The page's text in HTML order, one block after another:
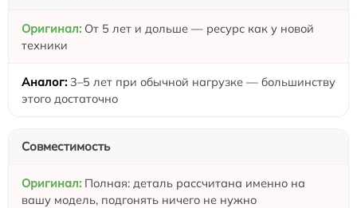
От 5 лет и дольше — ресурс как у новой
техники
3–5 лет при обычной нагрузке — большинству
этого достаточно
Совместимость
Полная: деталь рассчитана именно на
вашу модель, подгонять ничего не нужно